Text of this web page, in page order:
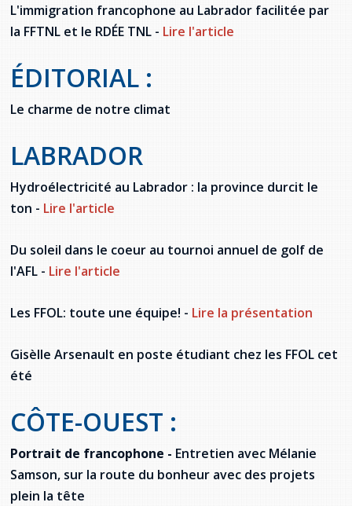
Allison Chaytor
Maurice Nzoyamara
Lee Trowbridge
Randy Follet
Skye Fisher
Anastasia Knudsen
Stacy Smith
Nancy Dillon
Clare Halleran
Joseph Kayumba
provincial
communication en santé
L'immigration francophone au Labrador facilitée par
la FFTNL et le RDÉE TNL - Lire l'article
ÉDITORIAL :
Le charme de notre climat
LABRADOR
Hydroélectricité au Labrador : la province durcit le
ton - Lire l'article
Du soleil dans le coeur au tournoi annuel de golf de
l'AFL - Lire l'article
Les FFOL: toute une équipe! - Lire la présentation
Gisèlle Arsenault en poste étudiant chez les FFOL cet
été
CÔTE-OUEST :
Portrait de francophone - Entretien avec Mélanie
Samson, sur la route du bonheur avec des projets
plein la tête